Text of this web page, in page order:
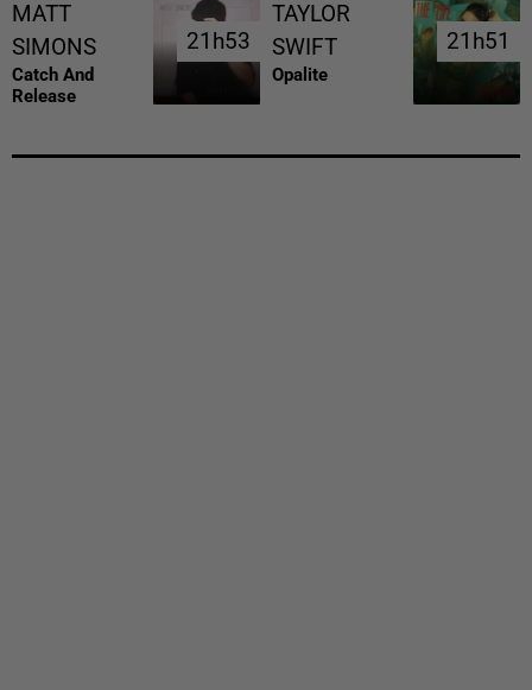
MATT
SIMONS
Catch And
Release
21h53
21h53
TAYLOR
SWIFT
Opalite
21h51
21h51